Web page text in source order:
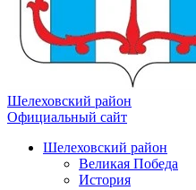
Шелеховский район
Официальный сайт
Шелеховский район
Великая Победа
История